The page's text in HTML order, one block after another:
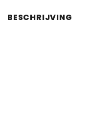
BESCHRIJVING